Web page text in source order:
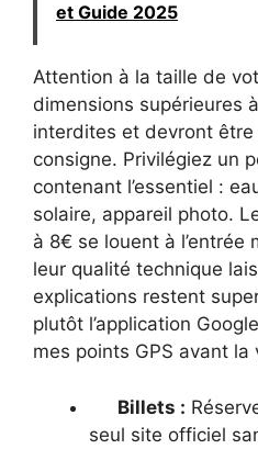
et Guide 2025
Attention à la taille de
dimensions supérieures
interdites et devront être
consigne. Privilégiez un
contenant l’essentiel :
solaire, appareil photo.
à 8€ se louent à l’entrée
leur qualité technique
explications restent
plutôt l’application
mes points GPS avant la
Billets :
seul site officiel